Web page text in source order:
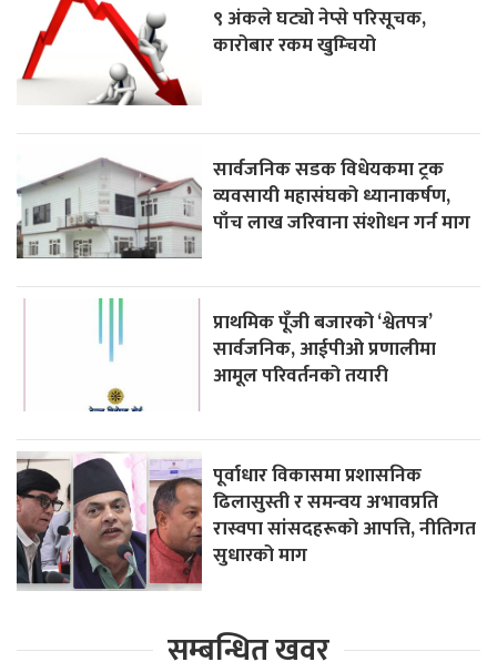
९ अंकले घट्यो नेप्से परिसूचक,
कारोबार रकम खुम्चियो
सार्वजनिक सडक विधेयकमा ट्रक
व्यवसायी महासंघको ध्यानाकर्षण,
पाँच लाख जरिवाना संशोधन गर्न माग
प्राथमिक पूँजी बजारको ‘श्वेतपत्र’
सार्वजनिक, आईपीओ प्रणालीमा
आमूल परिवर्तनको तयारी
पूर्वाधार विकासमा प्रशासनिक
ढिलासुस्ती र समन्वय अभावप्रति
रास्वपा सांसदहरूको आपत्ति, नीतिगत
सुधारको माग
सम्बन्धित खवर